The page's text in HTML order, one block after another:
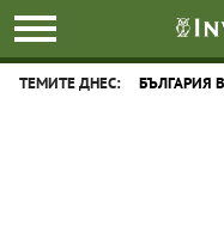
ТЕМИТЕ ДНЕС: БЪЛГАРИЯ